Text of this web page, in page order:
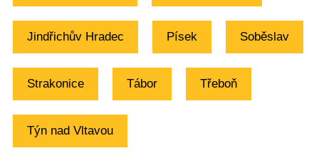
Jindřichův Hradec Písek Soběslav
Strakonice Tábor Třeboň
Týn nad Vltavou